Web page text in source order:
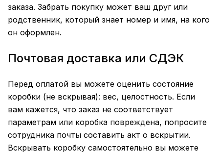
заказа. Забрать покупку может ваш друг или
родственник, который знает номер и имя, на кого
он оформлен.
Почтовая доставка или СДЭК
Перед оплатой вы можете оценить состояние
коробки (не вскрывая): вес, целостность. Если
вам кажется, что заказ не соответствует
параметрам или коробка повреждена, попросите
сотрудника почты составить акт о вскрытии.
Вскрывать коробку самостоятельно вы можете